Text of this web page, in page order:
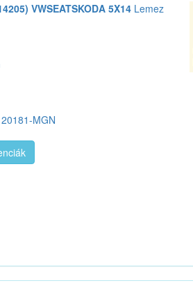
VWSEATSKODA 5X14Lemez
MGN